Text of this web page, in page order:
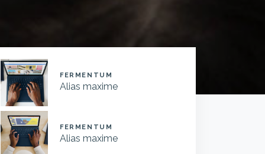
FERMENTUM
Alias maxime
FERMENTUM
Alias maxime